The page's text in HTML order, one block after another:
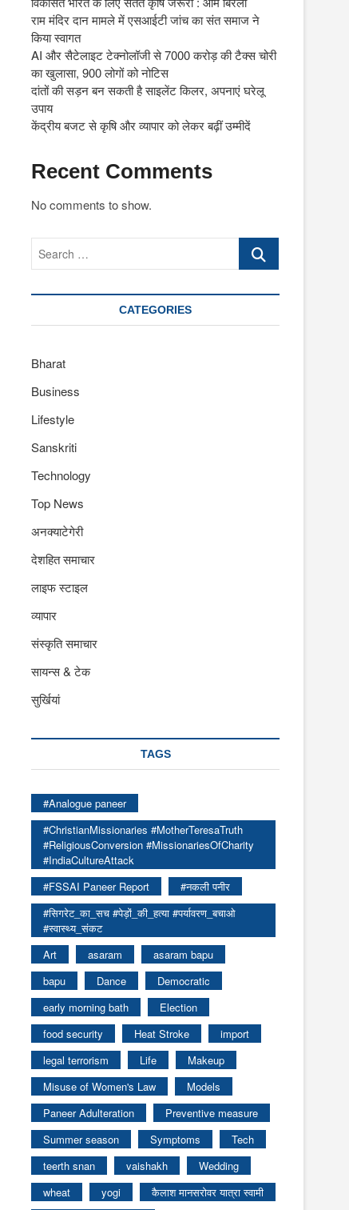
राम मंदिर दान मामले में एसआईटी जांच का संत समाज ने
किया स्वागत
AI और सैटेलाइट टेक्नोलॉजी से 7000 करोड़ की टैक्स चोरी
का खुलासा, 900 लोगों को नोटिस
दांतों की सड़न बन सकती है साइलेंट किलर, अपनाएं घरेलू
उपाय
केंद्रीय बजट से कृषि और व्यापार को लेकर बढ़ीं उम्मीदें
Recent Comments
No comments to show.
Search
CATEGORIES
Bharat
Business
Lifestyle
Sanskriti
Technology
Top News
अनक्याटेगेरी
देशहित समाचार
लाइफ स्टाइल
व्यापार
संस्कृति समाचार
सायन्स & टेक
सुर्खियां
TAGS
#Analogue paneer
#ChristianMissionaries #MotherTeresaTruth
#ReligiousConversion #MissionariesOfCharity
#IndiaCultureAttack
#FSSAI Paneer Report
#नकली पनीर
#सिगरेट_का_सच #पेड़ों_की_हत्या #पर्यावरण_बचाओ
#स्वास्थ्य_संकट
Art
asaram
asaram bapu
bapu
Dance
Democratic
early morning bath
Election
food security
Heat Stroke
import
legal terrorism
Life
Makeup
Misuse of Women's Law
Models
Paneer Adulteration
Preventive measure
Summer season
Symptoms
Tech
teerth snan
vaishakh
Wedding
wheat
yogi
कैलाश मानसरोवर यात्रा स्वामी